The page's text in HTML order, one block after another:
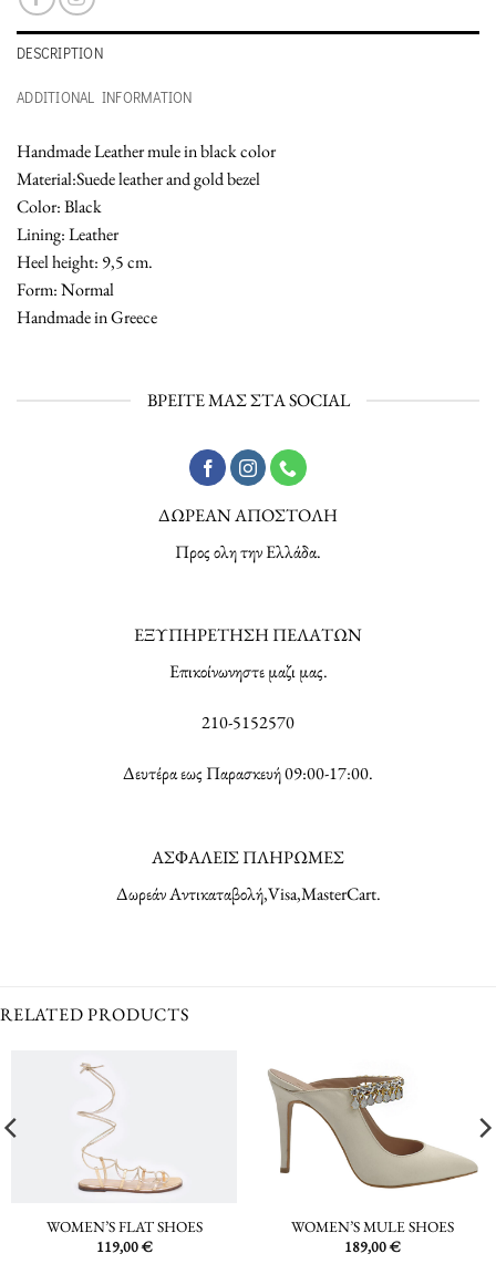
DESCRIPTION
ADDITIONAL INFORMATION
Handmade Leather mule in black color
Material:Suede leather and gold bezel
Color: Black
Lining: Leather
Heel height: 9,5 cm.
Form: Normal
Handmade in Greece
ΒΡΕΙΤΕ ΜΑΣ ΣΤΑ SOCIAL
ΔΩΡΕΑΝ ΑΠΟΣΤΟΛΗ
Προς ολη την Ελλάδα.
ΕΞΥΠΗΡΕΤΗΣΗ ΠΕΛΑΤΩΝ
Επικοίνωνηστε μαζι μας.
210-5152570
Δευτέρα εως Παρασκευή 09:00-17:00.
ΑΣΦΑΛΕΙΣ ΠΛΗΡΩΜΕΣ
Δωρεάν Αντικαταβολή,Visa,MasterCart.
RELATED PRODUCTS
WOMEN’S FLAT SHOES
119,00€
WOMEN’S MULE SHOES
189,00€